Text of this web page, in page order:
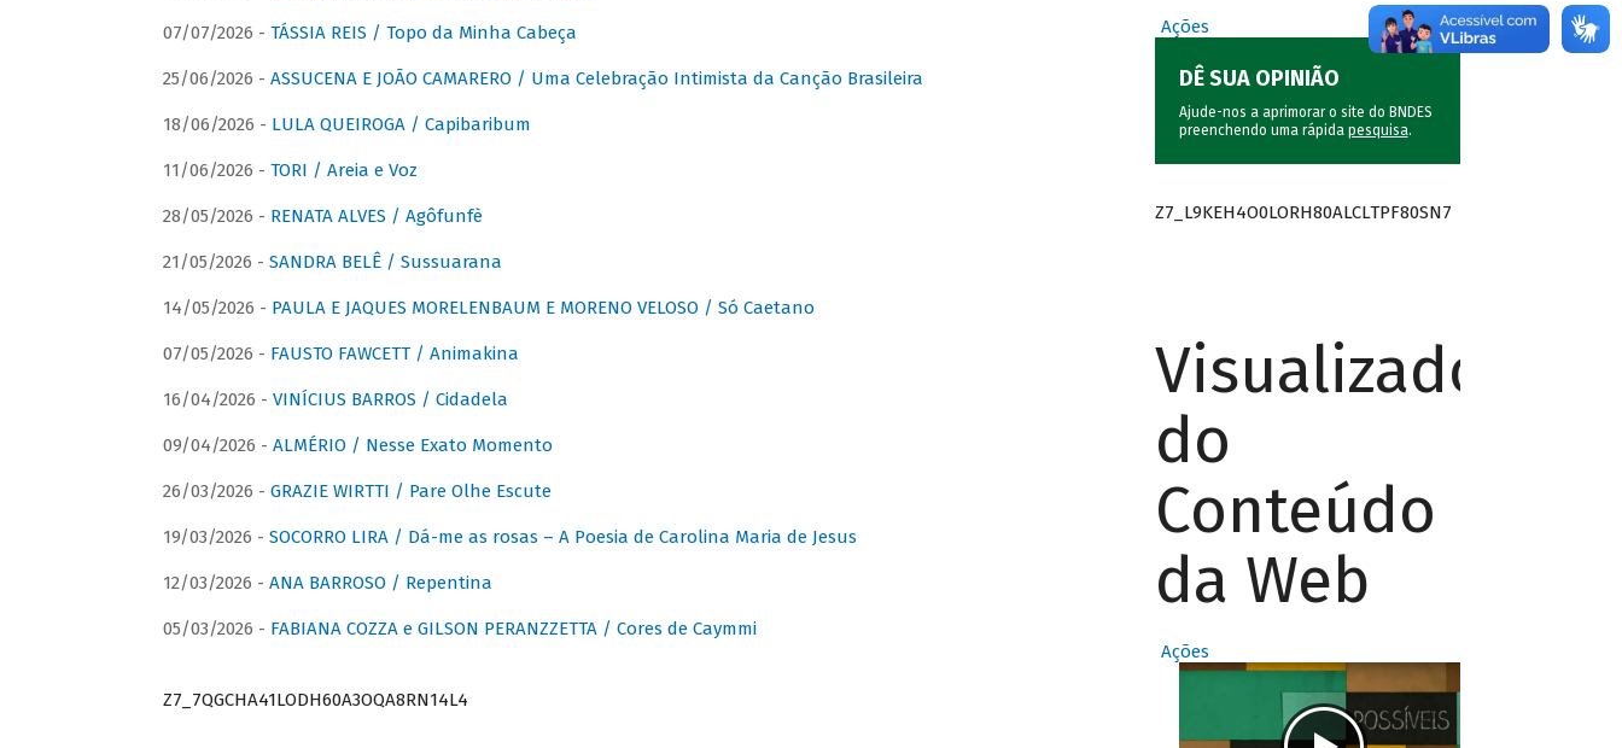
07/07/2026 - TÁSSIA REIS / Topo da Minha Cabeça
25/06/2026 - ASSUCENA E JOÃO CAMARERO / Uma Celebração Intimista da Canção Brasileira
18/06/2026 - LULA QUEIROGA / Capibaribum
11/06/2026 - TORI / Areia e Voz
28/05/2026 - RENATA ALVES / Agôfunfè
21/05/2026 - SANDRA BELÊ / Sussuarana
14/05/2026 - PAULA E JAQUES MORELENBAUM E MORENO VELOSO / Só Caetano
07/05/2026 - FAUSTO FAWCETT / Animakina
16/04/2026 - VINÍCIUS BARROS / Cidadela
09/04/2026 - ALMÉRIO / Nesse Exato Momento
26/03/2026 - GRAZIE WIRTTI / Pare Olhe Escute
19/03/2026 - SOCORRO LIRA / Dá-me as rosas – A Poesia de Carolina Maria de Jesus
12/03/2026 - ANA BARROSO / Repentina
05/03/2026 - FABIANA COZZA e GILSON PERANZZETTA / Cores de Caymmi
Z7_7QGCHA41LODH60A3OQA8RN14L4
Ações
DÊ SUA OPINIÃO
Ajude-nos a aprimorar o site do BNDES
preenchendo uma rápida pesquisa.
Z7_L9KEH4O0LORH80ALCLTPF80SN7
Visualizador
do
Conteúdo
da Web
Ações